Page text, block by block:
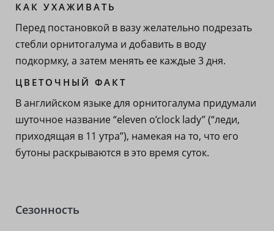
КАК УХАЖИВАТЬ
Перед постановкой в вазу желательно подрезать
стебли орнитогалума и добавить в воду
подкормку, а затем менять ее каждые 3 дня.
ЦВЕТОЧНЫЙ ФАКТ
В английском языке для орнитогалума придумали
шуточное название “eleven o’clock lady” (“леди,
приходящая в 11 утра”), намекая на то, что его
бутоны раскрываются в это время суток.
Сезонность